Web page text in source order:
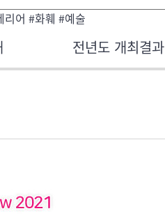
어 #화훼 #예술
전년도 개최결과